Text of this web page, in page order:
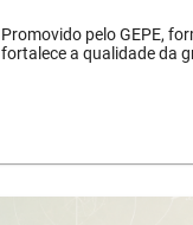
Promovido pelo GEPE,
fortalece a qualidade da